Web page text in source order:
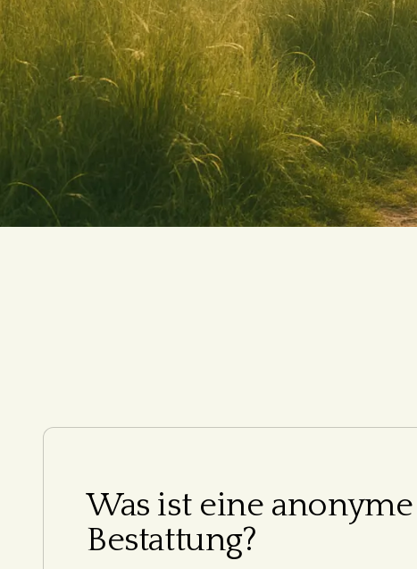
Was ist eine anonyme
Bestattung?